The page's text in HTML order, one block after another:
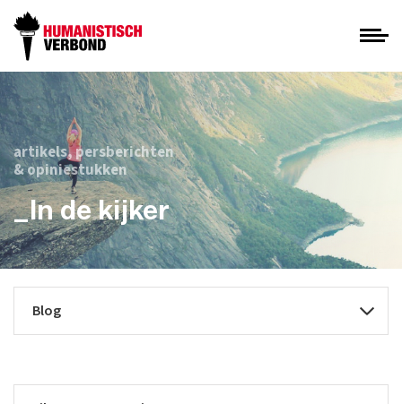
artikels, persberichten
& opiniestukken
_In de kijker